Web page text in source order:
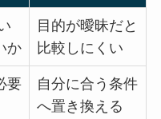
か
目的が曖昧だと
比較しにくい
要
自分に合う条件
へ置き換える